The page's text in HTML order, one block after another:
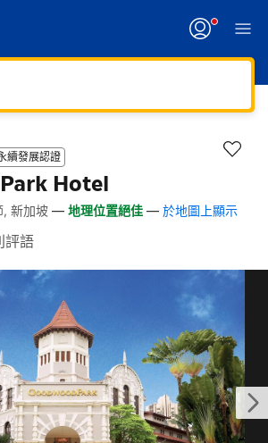
續發展認證
Hotel
新加坡 — 地理位置絕佳 — 於地圖上顯示
評語